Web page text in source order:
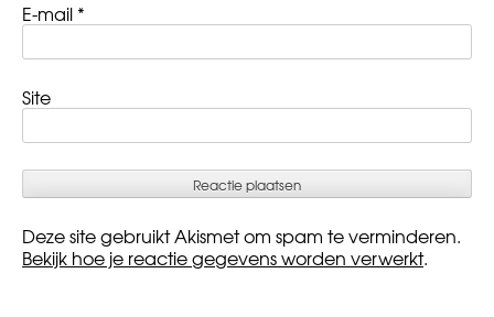
E-mail *
Site
Deze site gebruikt Akismet om spam te verminderen.
Bekijk hoe je reactie gegevens worden verwerkt.